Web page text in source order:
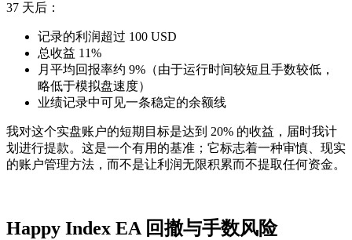
37 天后：
记录的利润超过 100 USD
总收益 11%
月平均回报率约 9%（由于运行时间较短且手数较低，
略低于模拟盘速度）
业绩记录中可见一条稳定的余额线
我对这个实盘账户的短期目标是达到 20% 的收益，届时我计
划进行提款。这是一个有用的基准；它标志着一种审慎、现实
的账户管理方法，而不是让利润无限积累而不提取任何资金。
Happy Index EA 回撤与手数风险